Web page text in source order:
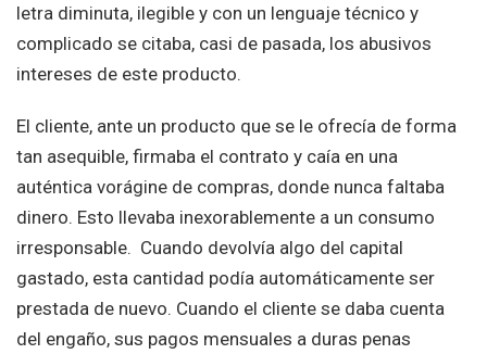
letra diminuta, ilegible y con un lenguaje técnico y
complicado se citaba, casi de pasada, los abusivos
intereses de este producto.
El cliente, ante un producto que se le ofrecía de forma
tan asequible, firmaba el contrato y caía en una
auténtica vorágine de compras, donde nunca faltaba
dinero. Esto llevaba inexorablemente a un consumo
irresponsable. Cuando devolvía algo del capital
gastado, esta cantidad podía automáticamente ser
prestada de nuevo. Cuando el cliente se daba cuenta
del engaño, sus pagos mensuales a duras penas